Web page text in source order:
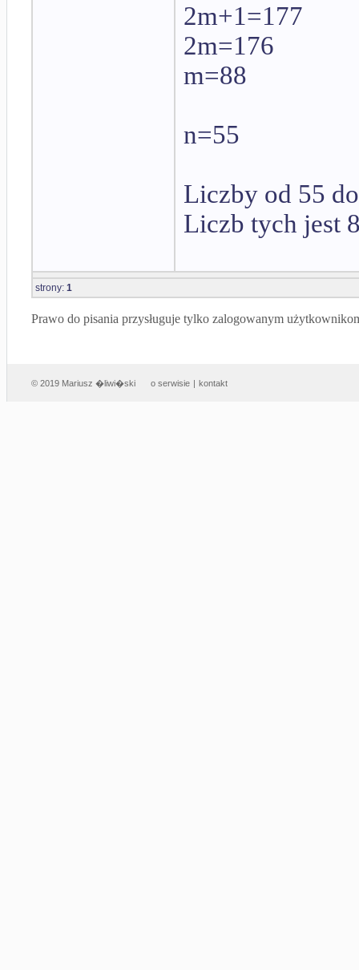
2m+1=177
2m=176
m=88
n=55
Liczby od 55
Liczb tych jest
strony: 1
Prawo do pisania przysługuje tylko zalogowanym
© 2019 Mariusz �liwi�ski o serwisie | kontakt